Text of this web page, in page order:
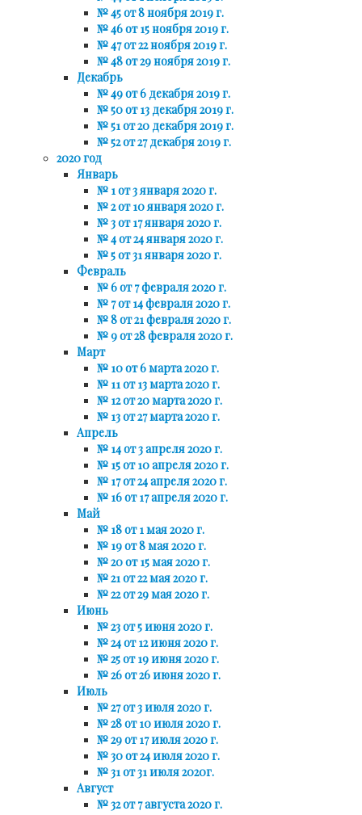
№ 45 от 8 ноября 2019 г.
№ 46 от 15 ноября 2019 г.
№ 47 от 22 ноября 2019 г.
№ 48 от 29 ноября 2019 г.
Декабрь
№ 49 от 6 декабря 2019 г.
№ 50 от 13 декабря 2019 г.
№ 51 от 20 декабря 2019 г.
№ 52 от 27 декабря 2019 г.
2020 год
Январь
№ 1 от 3 января 2020 г.
№ 2 от 10 января 2020 г.
№ 3 от 17 января 2020 г.
№ 4 от 24 января 2020 г.
№ 5 от 31 января 2020 г.
Февраль
№ 6 от 7 февраля 2020 г.
№ 7 от 14 февраля 2020 г.
№ 8 от 21 февраля 2020 г.
№ 9 от 28 февраля 2020 г.
Март
№ 10 от 6 марта 2020 г.
№ 11 от 13 марта 2020 г.
№ 12 от 20 марта 2020 г.
№ 13 от 27 марта 2020 г.
Апрель
№ 14 от 3 апреля 2020 г.
№ 15 от 10 апреля 2020 г.
№ 17 от 24 апреля 2020 г.
№ 16 от 17 апреля 2020 г.
Май
№ 18 от 1 мая 2020 г.
№ 19 от 8 мая 2020 г.
№ 20 от 15 мая 2020 г.
№ 21 от 22 мая 2020 г.
№ 22 от 29 мая 2020 г.
Июнь
№ 23 от 5 июня 2020 г.
№ 24 от 12 июня 2020 г.
№ 25 от 19 июня 2020 г.
№ 26 от 26 июня 2020 г.
Июль
№ 27 от 3 июля 2020 г.
№ 28 от 10 июля 2020 г.
№ 29 от 17 июля 2020 г.
№ 30 от 24 июля 2020 г.
№ 31 от 31 июля 2020г.
Август
№ 32 от 7 августа 2020 г.